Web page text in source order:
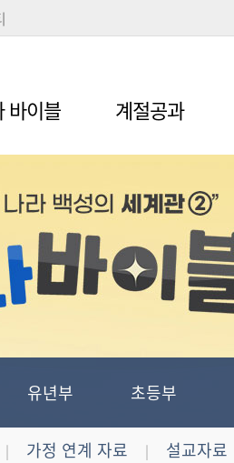
바이블 계절공과
유년부 초등부
| 가정 연계 자료 | 설교자료